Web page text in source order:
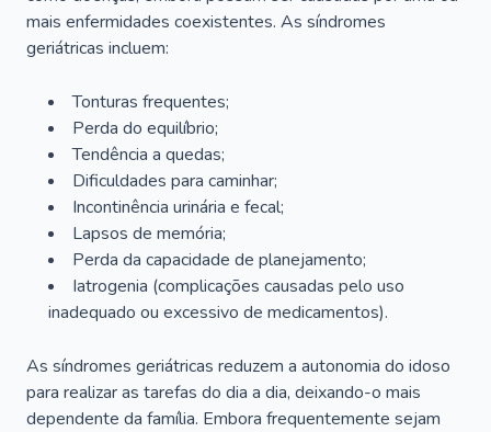
mais enfermidades coexistentes. As síndromes
geriátricas incluem:
Tonturas frequentes;
Perda do equilíbrio;
Tendência a quedas;
Dificuldades para caminhar;
Incontinência urinária e fecal;
Lapsos de memória;
Perda da capacidade de planejamento;
Iatrogenia (complicações causadas pelo uso
inadequado ou excessivo de medicamentos).
As síndromes geriátricas reduzem a autonomia do idoso
para realizar as tarefas do dia a dia, deixando-o mais
dependente da família. Embora frequentemente sejam